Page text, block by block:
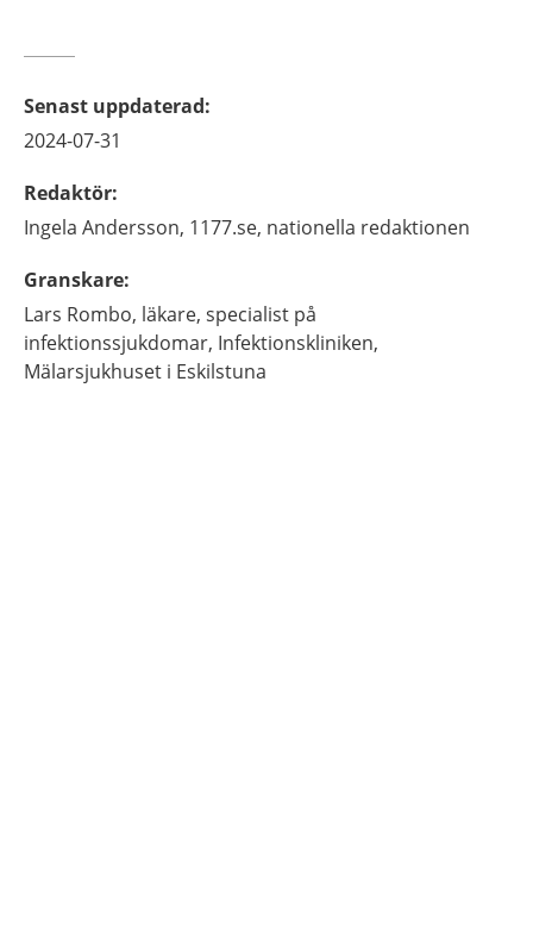
Senast uppdaterad:
2024-07-31
Redaktör:
Ingela Andersson, 1177.se, nationella redaktionen
Granskare:
Lars Rombo, läkare, specialist på
infektionssjukdomar, Infektionskliniken,
Mälarsjukhuset i Eskilstuna